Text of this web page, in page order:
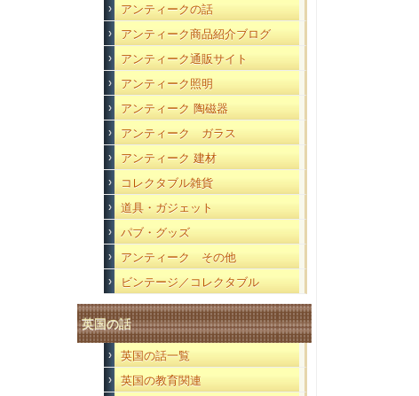
アンティークの話
アンティーク商品紹介ブログ
アンティーク通販サイト
アンティーク照明
アンティーク 陶磁器
アンティーク ガラス
アンティーク 建材
コレクタブル雑貨
道具・ガジェット
パブ・グッズ
アンティーク その他
ビンテージ／コレクタブル
英国の話
英国の話一覧
英国の教育関連